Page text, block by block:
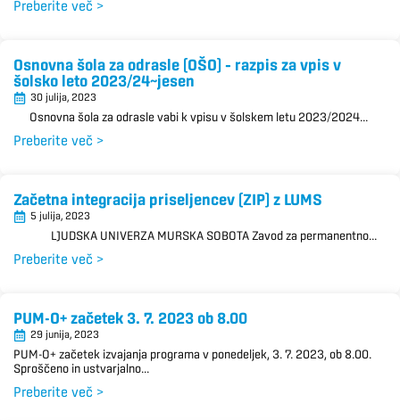
Preberite več >
Osnovna šola za odrasle (OŠO) – razpis za vpis v
šolsko leto 2023/24~jesen
30 julija, 2023
Osnovna šola za odrasle vabi k vpisu v šolskem letu 2023/2024...
Preberite več >
Začetna integracija priseljencev (ZIP) z LUMS
5 julija, 2023
LJUDSKA UNIVERZA MURSKA SOBOTA Zavod za permanentno...
Preberite več >
PUM-O+ začetek 3. 7. 2023 ob 8.00
29 junija, 2023
PUM-O+ začetek izvajanja programa v ponedeljek, 3. 7. 2023, ob 8.00.
Sproščeno in ustvarjalno...
Preberite več >